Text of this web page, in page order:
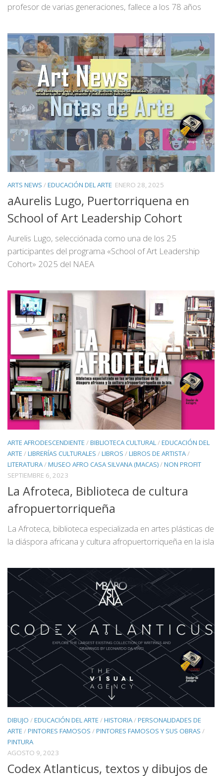
profesor de varias generaciones, fallece a los 78 años
ARTS NEWS /EDUCACIÓN DEL ARTE ENERO 28, 2025
aAurelis Lugo, Puertorriquena en
School of Art Leadership Cohort
Aurelis Lugo, selecciónada como una de los 25
participantes del programa «School of Art Leadership
Cohort» 2025 del NAEA
ARTE AFRODESCENDIENTE /BIBLIOTECA CULTURAL/EDUCACIÓN DEL
ARTE /LIBRERÍAS CULTURALES /LIBROS /LIBROS DE ARTISTA/
LITERATURA/MUSEO AFRO CASA SILVANA (MACAS)/NON PROFIT
SEPTIEMBRE 6, 2023
La Afroteca, Biblioteca de cultura
afropuertorriqueña
La Afroteca, biblioteca especializada en artes plásticas de
la diáspora africana y cultura afropuertorriqueña en la isla
DIBUJO /EDUCACIÓN DEL ARTE /HISTORIA/PERSONALIDADES DE
ARTE /PINTORES FAMOSOS /PINTORES FAMOSOS Y SUS OBRAS /
PINTURA
AGOSTO 9, 2023
Codex Atlanticus, textos y dibujos de